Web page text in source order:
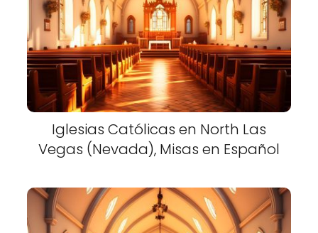
Iglesias Católicas en North Las
Vegas (Nevada), Misas en Español